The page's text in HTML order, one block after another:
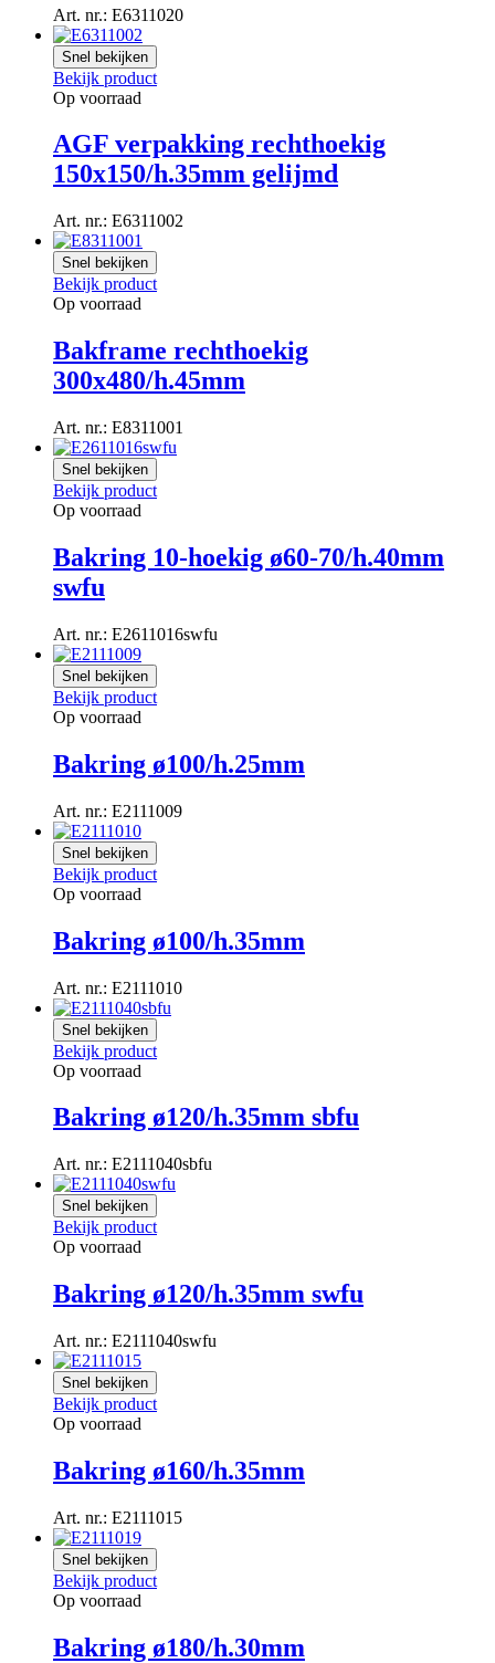
Art. nr.: E6311020
Snel bekijken
Bekijk product
Op voorraad
AGF verpakking rechthoekig
150x150/h.35mm gelijmd
Art. nr.: E6311002
Snel bekijken
Bekijk product
Op voorraad
Bakframe rechthoekig
300x480/h.45mm
Art. nr.: E8311001
Snel bekijken
Bekijk product
Op voorraad
Bakring 10-hoekig ø60-70/h.40mm
swfu
Art. nr.: E2611016swfu
Snel bekijken
Bekijk product
Op voorraad
Bakring ø100/h.25mm
Art. nr.: E2111009
Snel bekijken
Bekijk product
Op voorraad
Bakring ø100/h.35mm
Art. nr.: E2111010
Snel bekijken
Bekijk product
Op voorraad
Bakring ø120/h.35mm sbfu
Art. nr.: E2111040sbfu
Snel bekijken
Bekijk product
Op voorraad
Bakring ø120/h.35mm swfu
Art. nr.: E2111040swfu
Snel bekijken
Bekijk product
Op voorraad
Bakring ø160/h.35mm
Art. nr.: E2111015
Snel bekijken
Bekijk product
Op voorraad
Bakring ø180/h.30mm